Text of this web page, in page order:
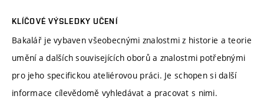
KLÍČOVÉ VÝSLEDKY UČENÍ
Bakalář je vybaven všeobecnými znalostmi z historie a teorie
umění a dalších souvisejících oborů a znalostmi potřebnými
pro jeho specifickou ateliérovou práci. Je schopen si další
informace cílevědomě vyhledávat a pracovat s nimi.